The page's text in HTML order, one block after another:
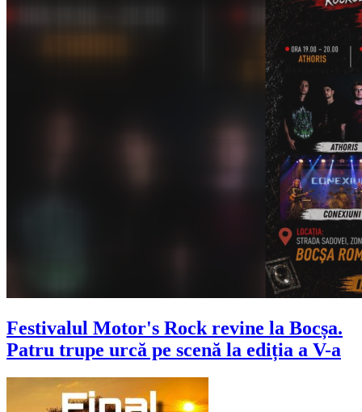
Festivalul Motor's Rock revine la Bocșa.
Patru trupe urcă pe scenă la ediția a V-a